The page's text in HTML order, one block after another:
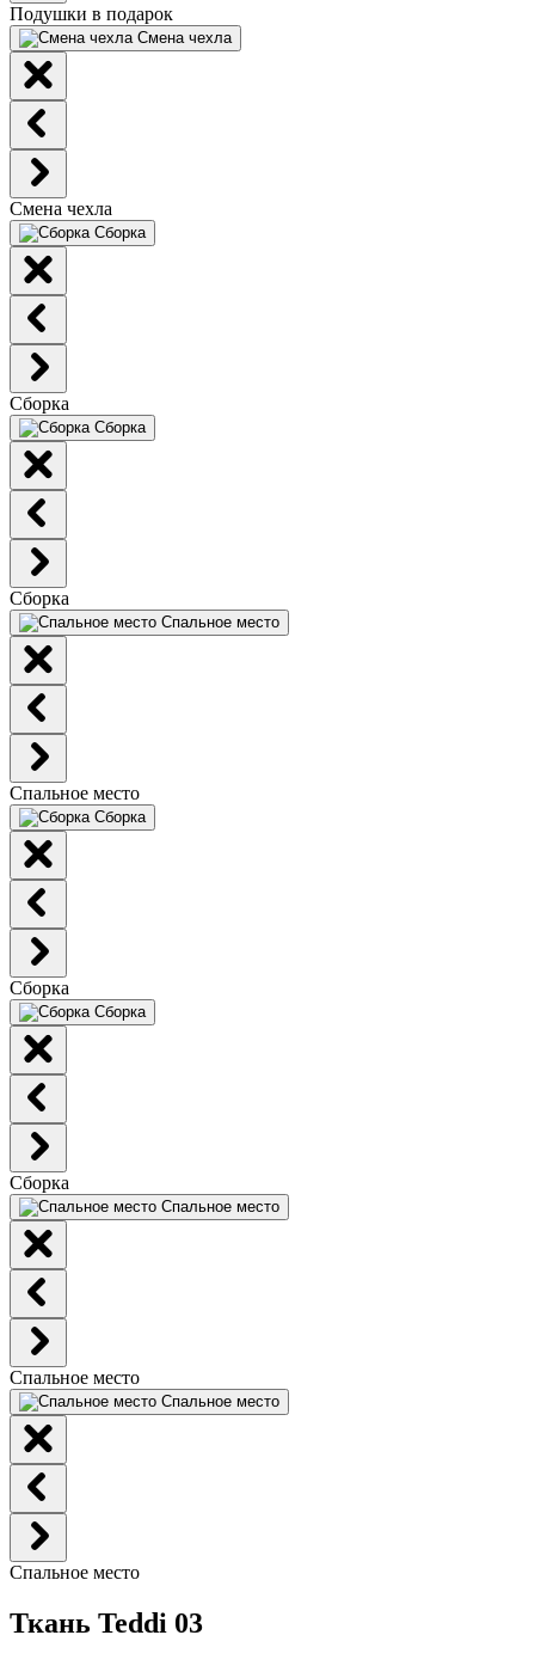
Подушки в подарок
Смена чехла
Смена чехла
Сборка
Сборка
Сборка
Сборка
Спальное место
Спальное место
Сборка
Сборка
Сборка
Сборка
Спальное место
Спальное место
Спальное место
Спальное место
Ткань Teddi 03